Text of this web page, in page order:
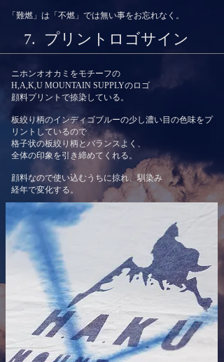
「難燃」は「不燃」では無い事をお忘れなく。
7. プリントロゴサイン
​ニホンオオカミをモチーフの
H,A,K,U MOUNTAIN SUPPLYのロゴ
顔料プリントで捺染している。
板絞り柄のインディゴブルーの少し濃い目の色味をプ
リントしているので
格子状の板絞り柄とバランスよく、
全体の印象を引き締めてくれる。
顔料なので使い込むうちに掠れ、馴染み
​経年で変化する。